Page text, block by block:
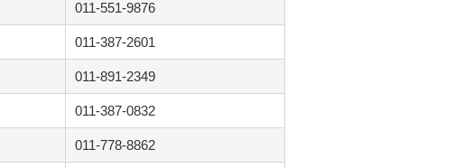
011-551-9876
011-387-2601
011-891-2349
011-387-0832
011-778-8862